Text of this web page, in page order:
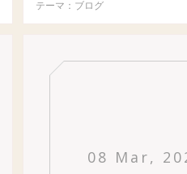
テーマ： ブログ
08 Mar,